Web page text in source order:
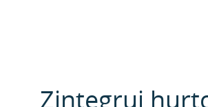
Zintegruj